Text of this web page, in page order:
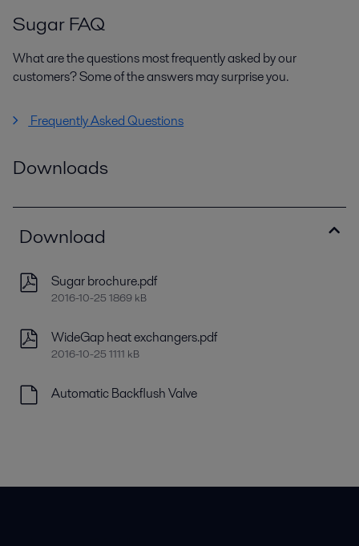
Sugar FAQ
What are the questions most frequently asked by our
customers? Some of the answers may surprise you.
Frequently Asked Questions
Downloads
Download
Sugar brochure.pdf
2016-10-25 1869 kB
WideGap heat exchangers.pdf
2016-10-25 1111 kB
Automatic Backflush Valve